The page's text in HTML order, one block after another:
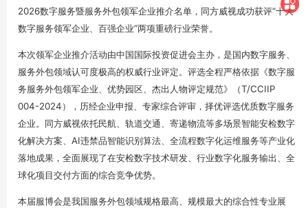
2026数字服务暨服务外包领军企业推介名单，同方威视成功获评“十大
数字服务领军企业、百强企业”两项重磅行业荣誉。
本次领军企业推介活动由中国国际投资促进会主办，是国内数字服务、
服务外包领域认可度极高的权威行业评定。评选全程严格依据《数字服
务服务外包领军企业、优势园区、杰出人物评定规范》（T/CCIIP
004-2024），历经企业申报、专家综合评审，择优评选优质数字服务
企业。同方威视依托民航、轨道交通、寄递物流等多场景智能安检数字
化解决方案、AI违禁品智能识别算法、全流程数字化运维服务等产业化
落地成果，全面展现了在安检数字技术研发、行业数字化服务输出、全
球化项目交付方面的综合竞争优势。
本届服博会是我国服务外包领域规格最高、规模最大的综合性专业展